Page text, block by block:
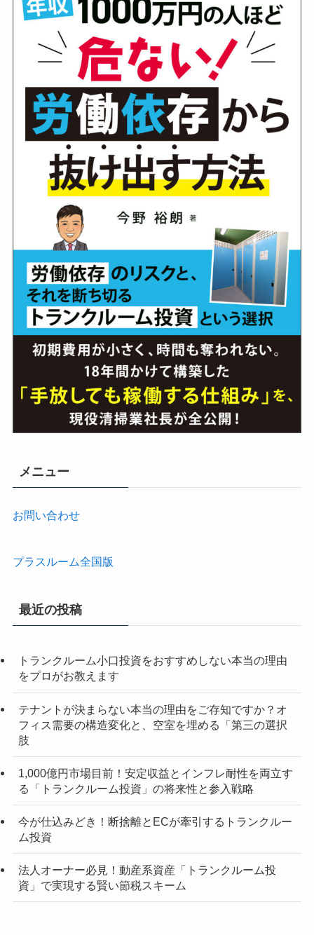
メニュー
お問い合わせ
プラスルーム全国版
最近の投稿
トランクルーム小口投資をおすすめしない本当の理由
をプロがお教えます
テナントが決まらない本当の理由をご存知ですか？オ
フィス需要の構造変化と、空室を埋める「第三の選択
肢
1,000億円市場目前！安定収益とインフレ耐性を両立す
る「トランクルーム投資」の将来性と参入戦略
今が仕込みどき！断捨離とECが牽引するトランクルー
ム投資
法人オーナー必見！動産系資産「トランクルーム投
資」で実現する賢い節税スキーム